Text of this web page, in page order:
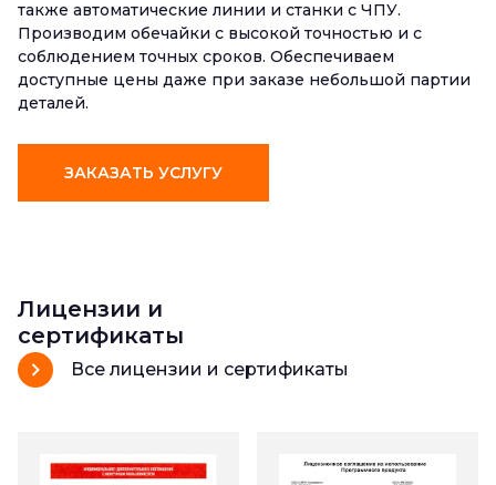
также автоматические линии и станки с ЧПУ.
Производим обечайки с высокой точностью и с
соблюдением точных сроков. Обеспечиваем
доступные цены даже при заказе небольшой партии
деталей.
ЗАКАЗАТЬ УСЛУГУ
Лицензии и
сертификаты
Все лицензии и сертификаты